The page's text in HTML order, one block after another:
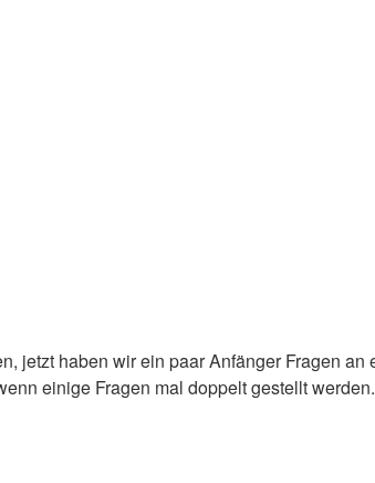
jetzt haben wir ein paar Anfänger Fragen
einige Fragen mal doppelt gestellt